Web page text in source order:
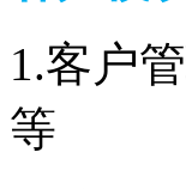
1.客户
等